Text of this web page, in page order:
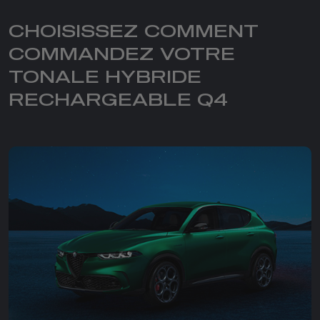
CHOISISSEZ COMMENT
COMMANDEZ VOTRE
TONALE HYBRIDE
RECHARGEABLE Q4